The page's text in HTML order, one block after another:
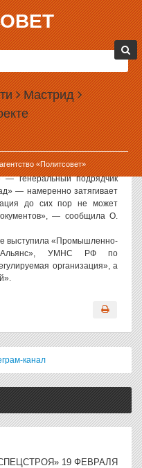
Мастрид
«Политсовет»
суде Свердловской
раз состоялось слушание
документов было
заявила ИА «Политсовет»
Ольга
— генеральный подрядчик
— намеренно затягивает
до сих пор не может
— сообщила О.
выступила «Промышленно-
Альянс», УМНС РФ по
организация», а
канал
19 ФЕВРАЛЯ